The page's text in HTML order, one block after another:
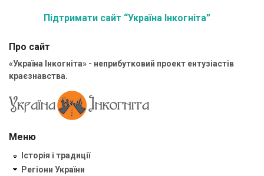
Підтримати сайт “Україна Інкогніта”
Про сайт
«Україна Інкогніта» - неприбутковий проект ентузіастів
краєзнавства.
Меню
Історія і традиції
Регіони України